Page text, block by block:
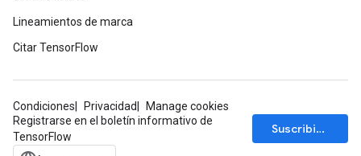
Lineamientos de marca
Citar TensorFlow
Condiciones Privacidad
Manage cookies
Registrarse en el boletín informativo de
TensorFlow
Suscribirse